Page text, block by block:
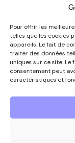
Pour offrir les
telles que les cookies
appareils. Le fait de
traiter des données
uniques sur ce site.
consentement peut
caractéristiques et
COMMENT
Vous souhaitez
guide ?
Contactez-nous
via